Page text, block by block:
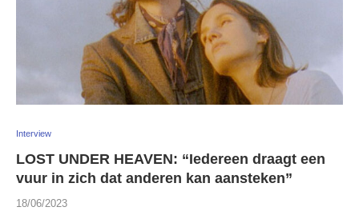
Interview
LOST UNDER HEAVEN: “Iedereen draagt een
vuur in zich dat anderen kan aansteken”
18/06/2023